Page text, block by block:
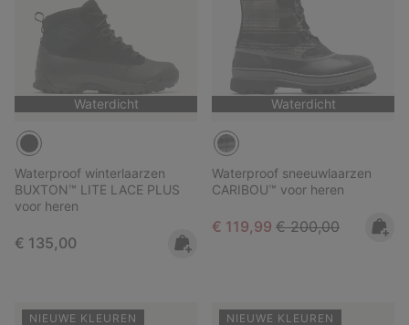
Waterdicht
Waterproof winterlaarzen
BUXTON™ LITE LACE PLUS
voor heren
Regular price:
€ 135,00
Waterdicht
Waterproof sneeuwlaarzen
CARIBOU™ voor heren
Sale price:
€ 119,99 Regular price:
€ 200,00
NIEUWE KLEUREN NIEUWE KLEUREN